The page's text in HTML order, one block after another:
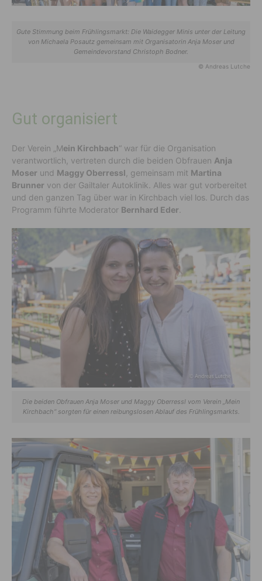
Gute Stimmung beim Frühlingsmarkt: Die Waidegger Minis unter der Leitung
von Michaela Posautz gemeinsam mit Organisatorin Anja Moser und
Gemeindevorstand Christoph Bodner.
© Andreas Lutche
Gut organisiert
Der Verein „Mein Kirchbach“ war für die Organisation
verantwortlich, vertreten durch die beiden Obfrauen Anja
Moser und Maggy Oberressl , gemeinsam mit Martina
Brunner von der Gailtaler Autoklinik. Alles war gut vorbereitet
und den ganzen Tag über war in Kirchbach viel los. Durch das
Programm führte Moderator Bernhard Eder
Die beiden Obfrauen Anja Moser und Maggy Oberressl vom Verein „Mein
Kirchbach“ sorgten für einen reibungslosen Ablauf des Frühlingsmarkts.